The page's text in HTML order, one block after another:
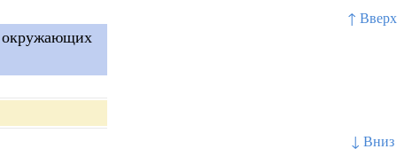
↑ Вверх
↓ Вниз
окружающих